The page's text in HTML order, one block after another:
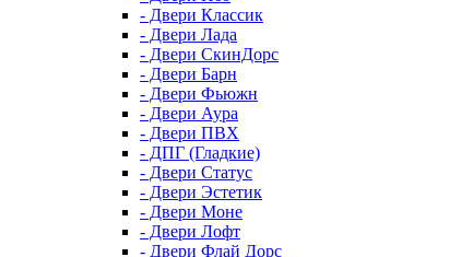
- Двери Классик
- Двери Лада
- Двери СкинДорс
- Двери Барн
- Двери Фьюжн
- Двери Аура
- Двери ПВХ
- ДПГ (Гладкие)
- Двери Статус
- Двери Эстетик
- Двери Моне
- Двери Лофт
- Двери Флай Дорс